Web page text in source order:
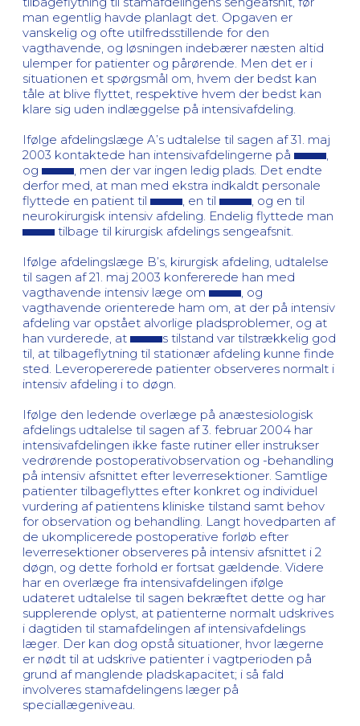
man egentlig havde planlagt det. Opgaven er
vanskelig og ofte utilfredsstillende for den
vagthavende, og løsningen indebærer næsten altid
ulemper for patienter og pårørende. Men det er i
situationen et spørgsmål om, hvem der bedst kan
tåle at blive flyttet, respektive hvem der bedst kan
klare sig uden indlæggelse på intensivafdeling.
Ifølge afdelingslæge A’s udtalelse til sagen af 31. maj
2003 kontaktede han intensivafdelingerne på
og
, men der var ingen ledig plads. Det endte
derfor med, at man med ekstra indkaldt personale
flyttede en patient til
, en til
, og en til
neurokirurgisk intensiv afdeling. Endelig flyttede man
tilbage til kirurgisk afdelings sengeafsnit.
Ifølge afdelingslæge B’s, kirurgisk afdeling, udtalelse
til sagen af 21. maj 2003 konfererede han med
vagthavende intensiv læge om
, og
vagthavende orienterede ham om, at der på intensiv
afdeling var opstået alvorlige pladsproblemer, og at
han vurderede, at
s tilstand var tilstrækkelig god
til, at tilbageflytning til stationær afdeling kunne finde
sted. Leveropererede patienter observeres normalt i
intensiv afdeling i to døgn.
Ifølge den ledende overlæge på anæstesiologisk
afdelings udtalelse til sagen af 3. februar 2004 har
intensivafdelingen ikke faste rutiner eller instrukser
vedrørende postoperativobservation og -behandling
på intensiv afsnittet efter leverresektioner. Samtlige
patienter tilbageflyttes efter konkret og individuel
vurdering af patientens kliniske tilstand samt behov
for observation og behandling. Langt hovedparten af
de ukomplicerede postoperative forløb efter
leverresektioner observeres på intensiv afsnittet i 2
døgn, og dette forhold er fortsat gældende. Videre
har en overlæge fra intensivafdelingen ifølge
udateret udtalelse til sagen bekræftet dette og har
supplerende oplyst, at patienterne normalt udskrives
i dagtiden til stamafdelingen af intensivafdelings
læger. Der kan dog opstå situationer, hvor lægerne
er nødt til at udskrive patienter i vagtperioden på
grund af manglende pladskapacitet; i så fald
involveres stamafdelingens læger på
speciallægeniveau.